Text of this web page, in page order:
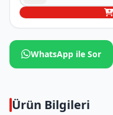
WhatsApp ile Sor
Ürün Bilgileri